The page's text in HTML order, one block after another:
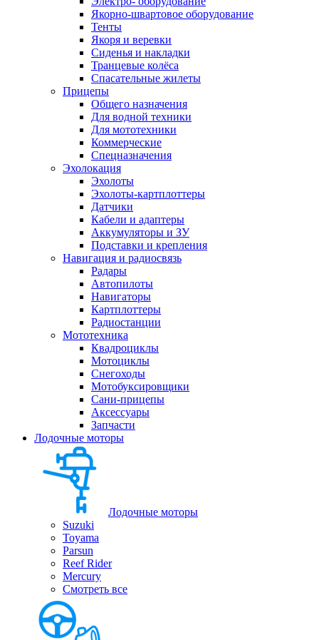
Якорно-швартовое оборудование
Тенты
Якоря и веревки
Сиденья и накладки
Транцевые колёса
Спасательные жилеты
Прицепы
Общего назначения
Для водной техники
Для мототехники
Коммерческие
Спецназначения
Эхолокация
Эхолоты
Эхолоты-картплоттеры
Датчики
Кабели и адаптеры
Аккумуляторы и ЗУ
Подставки и крепления
Навигация и радиосвязь
Радары
Автопилоты
Навигаторы
Картплоттеры
Радиостанции
Мототехника
Квадроциклы
Мотоциклы
Снегоходы
Мотобуксировщики
Сани-прицепы
Аксессуары
Запчасти
Лодочные моторы
Лодочные моторы
Suzuki
Toyama
Parsun
Reef Rider
Mercury
Смотреть все